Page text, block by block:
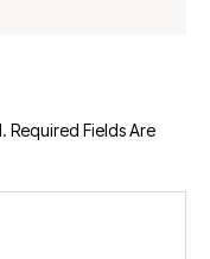
Required Fields Are